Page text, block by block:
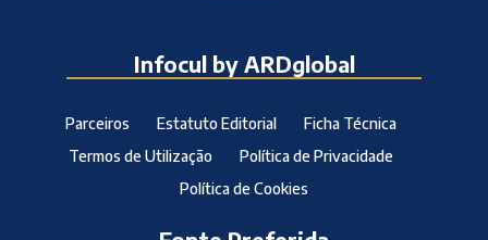
Infocul by ARDglobal
Parceiros Estatuto Editorial
Ficha Técnica
Termos de Utilização
Política de Privacidade
Política de Cookies